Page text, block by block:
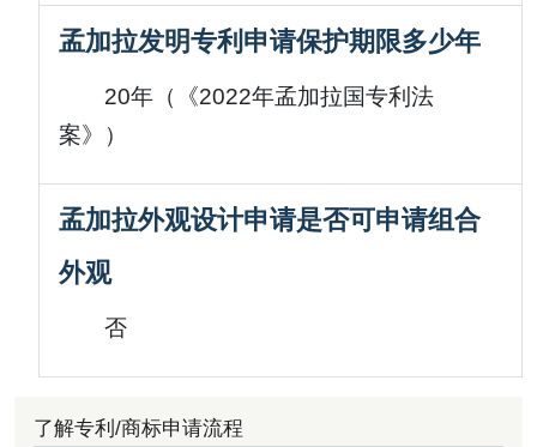
孟加拉发明专利申请保护期限多少年
20年（《2022年孟加拉国专利法
案》）
孟加拉外观设计申请是否可申请组合
外观
否
了解专利/商标申请流程